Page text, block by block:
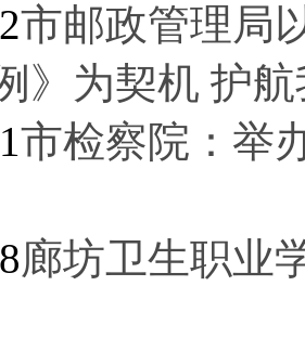
市邮政管理局
》为契机 护
市检察院：举
廊坊卫生职业